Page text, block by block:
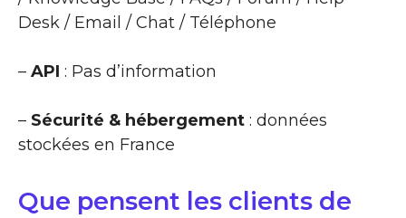
Desk / Email / Chat / Téléphone
– API : Pas d’information
– Sécurité & hébergement : données
stockées en France
Que pensent les clients de